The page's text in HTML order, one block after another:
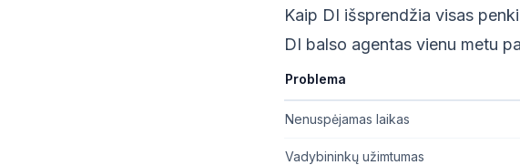
Kaip DI išsprendžia visas
DI balso agentas vienu metu
Problema
Nenuspėjamas laikas
Vadybininkų užimtumas